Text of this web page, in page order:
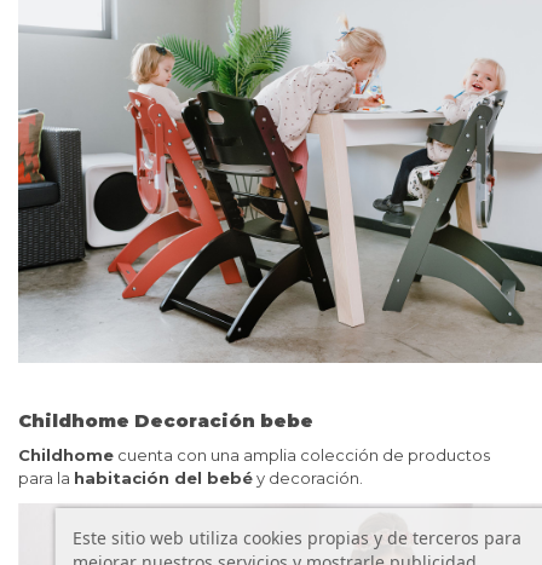
Childhome Decoración bebe
Childhome cuenta con una amplia colección de productos
para la habitación del bebéy decoración.
Este sitio web utiliza cookies propias y de terceros para